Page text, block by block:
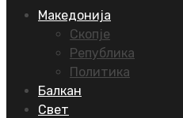
Македонија
Скопје
Република
Политика
Балкан
Свет